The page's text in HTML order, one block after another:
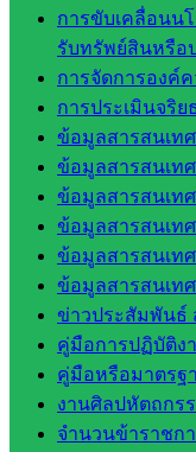
การขับเคลื่อนน
รับทรัพย์สินหรือ
การจัดการองค์ค
การประเมินจริ
ข้อมูลสารสนเท
ข้อมูลสารสนเท
ข้อมูลสารสนเท
ข้อมูลสารสนเท
ข้อมูลสารสนเท
ข้อมูลสารสนเท
ข่าวประสัมพันธ์
คู่มือการปฏิบัติง
คู่มือหรือมาตรฐ
งานศิลปหัตถกร
จำนวนข้าราชก
วิทยาลัย
เทคนิค
วังน้ำเย็น
กศน.สระแก้ว
เว็บไซต์
กลุ่มงาน
ใน
สำนักงาน
กลุ่
มอำนวย
การ